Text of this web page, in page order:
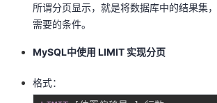
坛
圈
子
的
直
播
我
的
活
我
的
我
所谓分页显示，就是将数据库中的结果集
需要的条件。
MySQL中使用 LIMIT 实现分页
格式：